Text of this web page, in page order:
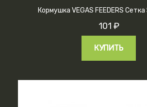
Кормушка VEGAS FEEDERS Сетка
101 ₽
КУПИТЬ